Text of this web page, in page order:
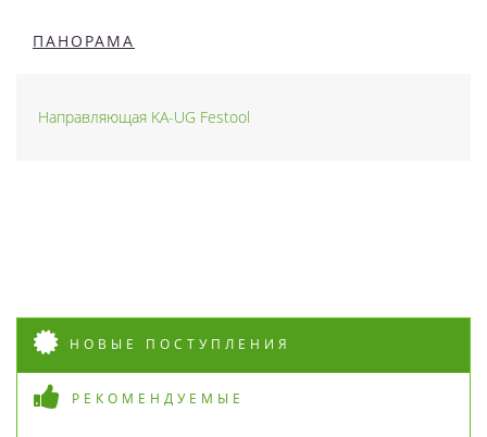
ПАНОРАМА
Направляющая KA-UG Festool
НОВЫЕ ПОСТУПЛЕНИЯ
РЕКОМЕНДУЕМЫЕ